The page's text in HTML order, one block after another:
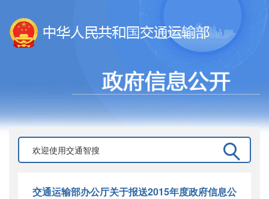
交通运输部办公厅关于报送2015年度政府信息公